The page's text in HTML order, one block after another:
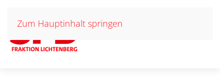
Zum Hauptinhalt springen